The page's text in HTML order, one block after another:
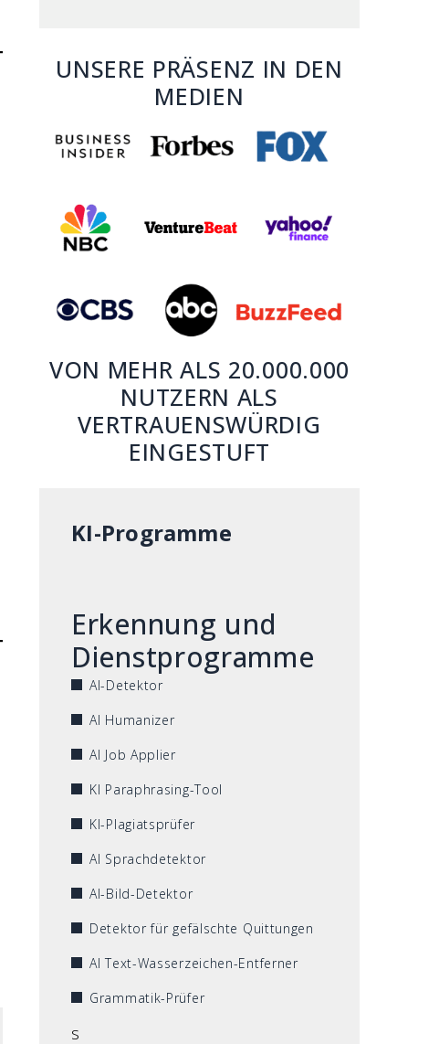
UNSERE PRÄSENZ IN DEN
MEDIEN
VON MEHR ALS 20.000.000
NUTZERN ALS
VERTRAUENSWÜRDIG
EINGESTUFT
KI-Programme
Erkennung und
Dienstprogramme
AI-Detektor
AI Humanizer
AI Job Applier
KI Paraphrasing-Tool
KI-Plagiatsprüfer
AI Sprachdetektor
AI-Bild-Detektor
Detektor für gefälschte Quittungen
AI Text-Wasserzeichen-Entferner
Grammatik-Prüfer
s